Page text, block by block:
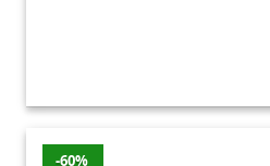
-60%